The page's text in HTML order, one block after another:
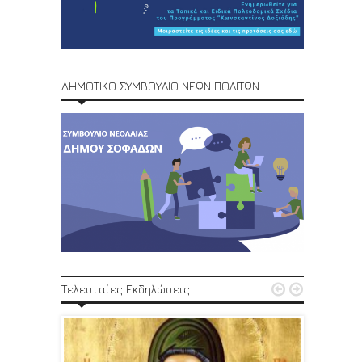
ΔΗΜΟΤΙΚΟ ΣΥΜΒΟΥΛΙΟ ΝΕΩΝ ΠΟΛΙΤΩΝ
Τελευταίες Εκδηλώσεις  